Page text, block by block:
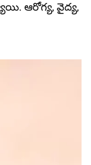
ఆరోగ్య, వైద్య,